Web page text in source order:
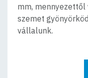
mm,
szemet
vállalunk.